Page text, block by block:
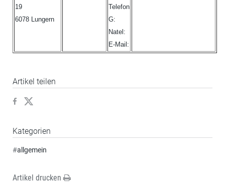
19
6078 Lungern
Telefon
G:
Natel:
E-Mail:
Artikel teilen
Kategorien
#allgemein
Artikel drucken